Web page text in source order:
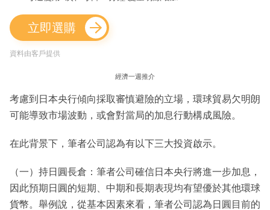
立即選購
資料由客戶提供
經濟一週推介
考慮到日本央行傾向採取審慎避險的立場，環球貿易欠明朗
可能導致市場波動，或會對當局的加息行動構成風險。
在此背景下，筆者公司認為有以下三大投資啟示。
（一）持日圓長倉：筆者公司確信日本央行將進一步加息，
因此預期日圓的短期、中期和長期表現均有望優於其他環球
貨幣。舉例說，從基本因素來看，筆者公司認為日圓目前的